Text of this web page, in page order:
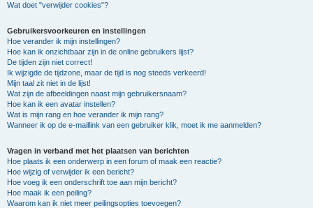
Wat doet "verwijder cookies"?
Gebruikersvoorkeuren en instellingen
Hoe verander ik mijn instellingen?
Hoe kan ik onzichtbaar zijn in de online gebruikers lijst?
De tijden zijn niet correct!
Ik wijzigde de tijdzone, maar de tijd is nog steeds verkeerd!
Mijn taal zit niet in de lijst!
Wat zijn de afbeeldingen naast mijn gebruikersnaam?
Hoe kan ik een avatar instellen?
Wat is mijn rang en hoe verander ik mijn rang?
Wanneer ik op de e-maillink van een gebruiker klik, moet ik me aanmelden?
Vragen in verband met het plaatsen van berichten
Hoe plaats ik een onderwerp in een forum of maak een reactie?
Hoe wijzig of verwijder ik een bericht?
Hoe voeg ik een onderschrift toe aan mijn bericht?
Hoe maak ik een peiling?
Waarom kan ik niet meer peilingsopties toevoegen?